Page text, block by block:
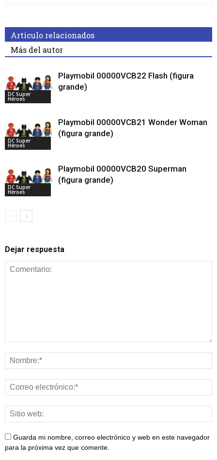
Artículo relacionados
Más del autor
DC Super
Héroes
Playmobil 00000VCB22 Flash (figura
grande)
DC Super
Héroes
Playmobil 00000VCB21 Wonder Woman
(figura grande)
DC Super
Héroes
Playmobil 00000VCB20 Superman
(figura grande)
Dejar respuesta
Guarda mi nombre, correo electrónico y web en este navegador
para la próxima vez que comente.